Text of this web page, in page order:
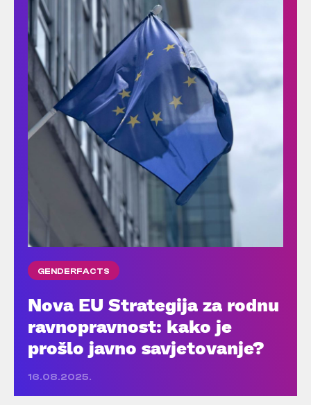
GENDERFACTS
Nova EU Strategija za rodnu
ravnopravnost: kako je
prošlo javno savjetovanje?
16.08.2025.